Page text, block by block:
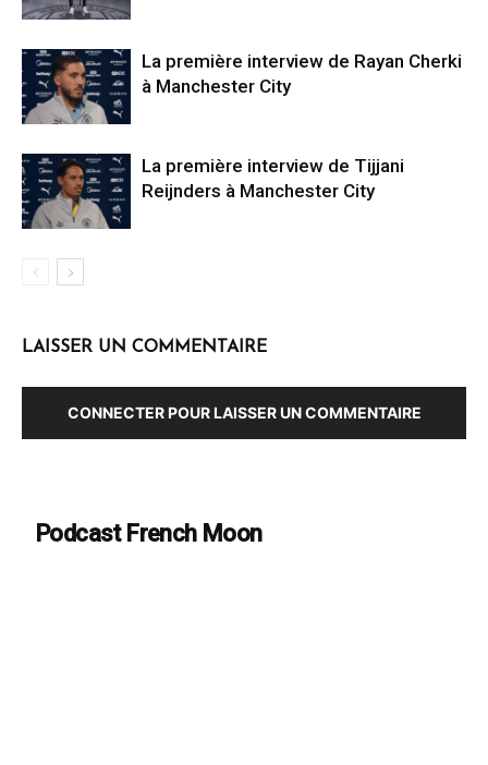
La première interview de Rayan Cherki
à Manchester City
La première interview de Tijjani
Reijnders à Manchester City
LAISSER UN COMMENTAIRE
CONNECTER POUR LAISSER UN COMMENTAIRE
Podcast French Moon